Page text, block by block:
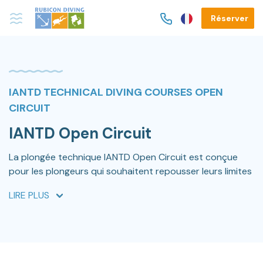
Réserver
IANTD TECHNICAL DIVING COURSES OPEN
CIRCUIT
IANTD Open Circuit
La plongée technique IANTD Open Circuit est conçue
pour les plongeurs qui souhaitent repousser leurs limites
exigeantes grâce à une formation technique structurée
LIRE PLUS